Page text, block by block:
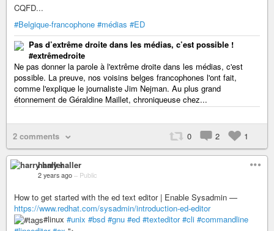
CQFD...
#Belgique-francophone #médias #ED
Pas d’extrême droite dans les médias, c’est possible !
#extrêmedroite
Ne pas donner la parole à l'extrême droite dans les médias, c'est
possible. La preuve, nos voisins belges francophones l'ont fait,
comme l'explique le journaliste Jim Nejman. Au plus grand
étonnement de Géraldine Maillet, chroniqueuse chez...
2 comments 0 2 1
harry haller
2 years ago – Public
How to get started with the ed text editor | Enable Sysadmin —
https://www.redhat.com/sysadmin/introduction-ed-editor
#linux #unix #bsd #gnu #ed #texteditor #cli #commandline